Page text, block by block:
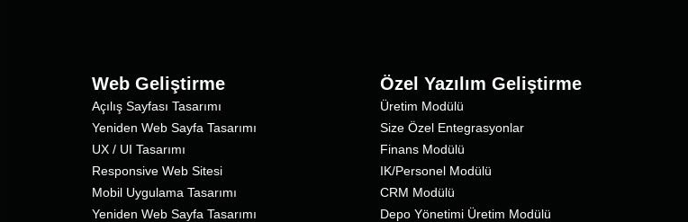
Web Geliştirme
Açılış Sayfası Tasarımı
Yeniden Web Sayfa Tasarımı
UX / UI Tasarımı
Responsive Web Sitesi
Mobil Uygulama Tasarımı
Yeniden Web Sayfa Tasarımı
Özel Yazılım Geliştirme
Üretim Modülü
Size Özel Entegrasyonlar
Finans Modülü
IK/Personel Modülü
CRM Modülü
Depo Yönetimi Üretim Modülü